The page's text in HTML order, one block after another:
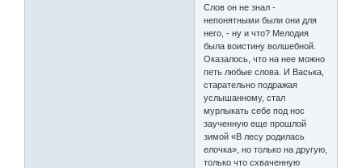
Слов он не знал -
непонятными были они для
него, - ну и что? Мелодия
была воистину волшебной.
Оказалось, что на нее можно
петь любые слова. И Васька,
старательно подражая
услышанному, стал
мурлыкать себе под нос
заученную еще прошлой
зимой «В лесу родилась
елочка», но только на другую,
только что схваченную